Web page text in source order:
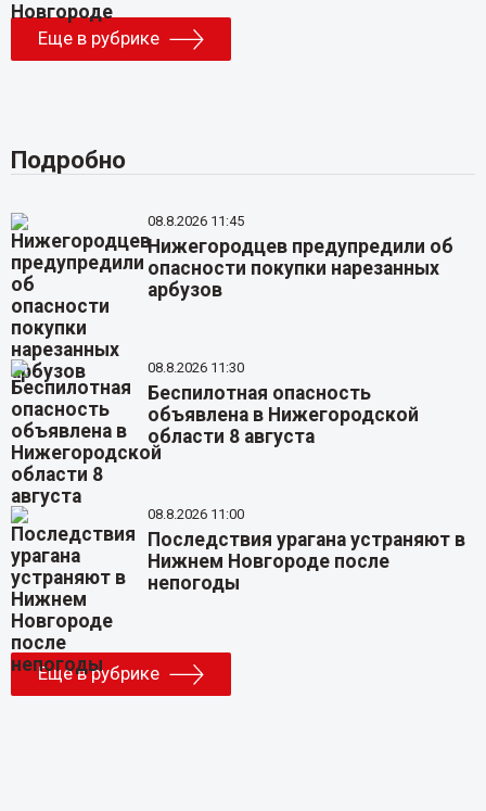
Еще в рубрике
Подробно
08.8.2026 11:45
Нижегородцев предупредили об
опасности покупки нарезанных
арбузов
08.8.2026 11:30
Беспилотная опасность
объявлена в Нижегородской
области 8 августа
08.8.2026 11:00
Последствия урагана устраняют в
Нижнем Новгороде после
непогоды
Еще в рубрике